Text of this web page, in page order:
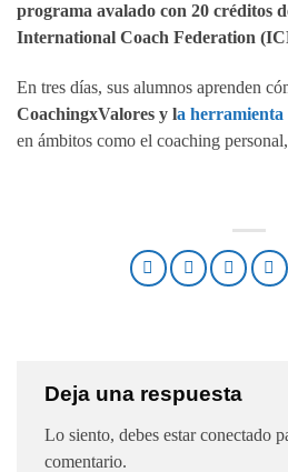
programa avalado con 20 créditos
International Coach Federation
En tres días, sus alumnos aprenden
CoachingxValores y la herramienta
en ámbitos como el coaching
Deja una respuesta
Lo siento, debes estarconectado
comentario.